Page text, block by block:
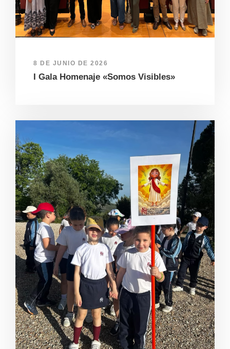
8 DE JUNIO DE 2026
I Gala Homenaje «Somos Visibles»